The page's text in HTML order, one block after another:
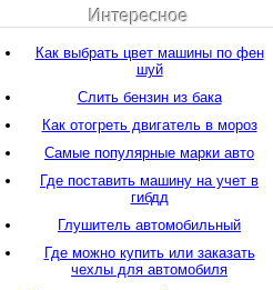
Интересное
Как выбрать цвет машины по фен
шуй
Слить бензин из бака
Как отогреть двигатель в мороз
Самые популярные марки авто
Где поставить машину на учет в
гибдд
Глушитель автомобильный
Где можно купить или заказать
чехлы для автомобиля